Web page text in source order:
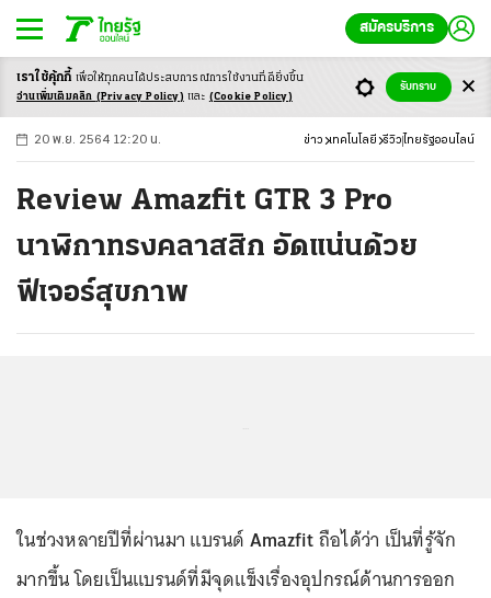
สมัครบริการ
-ก ก ก+
20 พ.ย. 2564 12:20 น. ข่าว เทคโนโลยี รีวิว ไทยรัฐออนไลน์
Review Amazfit GTR 3 Pro
นาฬิกาทรงคลาสสิก อัดแน่นด้วย
ฟีเจอร์สุขภาพ
ในช่วงหลายปีที่ผ่านมา แบรนด์ Amazfitถือได้ว่า เป็นที่รู้จัก
มากขึ้น โดยเป็นแบรนด์ที่มีจุดแข็งเรื่องอุปกรณ์ด้านการออก
เราใช้คุ้กกี้ เพื่อให้ทุกคนได้ประสบการณ์การใช้งานที่ดียิ่งขึ้น
อ่านเพิ่มเติมคลิก (Privacy Policy) และ (Cookie Policy)
รับทราบ